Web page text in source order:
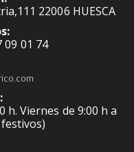
22006 HUESCA
09 01 74
h. Viernes de 9:00 h a